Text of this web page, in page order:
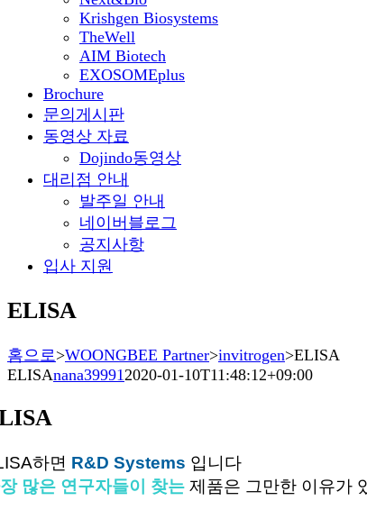
Krishgen Biosystems
TheWell
AIM Biotech
EXOSOMEplus
Brochure
문의게시판
동영상 자료
Dojindo동영상
대리점 안내
발주일 안내
네이버블로그
공지사항
입사 지원
ELISA
홈으로 >WOONGBEE Partner>invitrogen>ELISA
ELISAnana39991 2020-01-10T11:48:12+09:00
하면 R&D Systems 입니다
많은 연구자들이 찾는 제품은 그만한 이유가